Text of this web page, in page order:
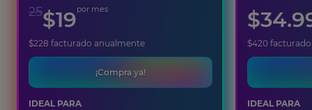
25$19por mes
$228 facturado anualmente
¡Compra ya!
IDEAL PARA
$
$420
IDEAL PARA